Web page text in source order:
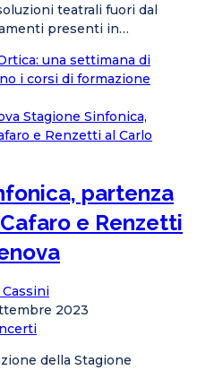
teatrali fuori dal
presenti in…
una settimana di
i corsi di formazione
partenza
e Renzetti
2023
della Stagione